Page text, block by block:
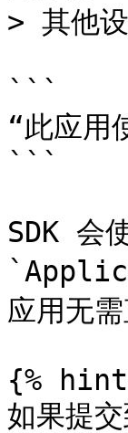
> 其他
```
“此应用
```
SDK 会
应用无
{%
如果提